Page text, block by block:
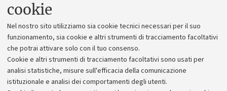
cookie
Nel nostro sito utilizziamo sia cookie tecnici necessari per il suo
funzionamento, sia cookie e altri strumenti di tracciamento facoltativi
che potrai attivare solo con il tuo consenso.
Cookie e altri strumenti di tracciamento facoltativi sono usati per
analisi statistiche, misure sull'efficacia della comunicazione
istituzionale e analisi dei comportamenti degli utenti.
Alumni community
Piano strategico
Bilanci
Donazioni e 5x1000